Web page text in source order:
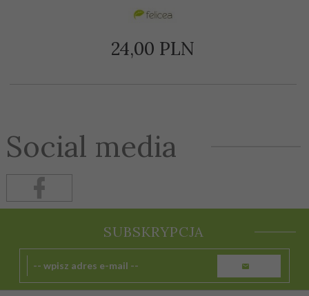
24,00 PLN
Social media
SUBSKRYPCJA